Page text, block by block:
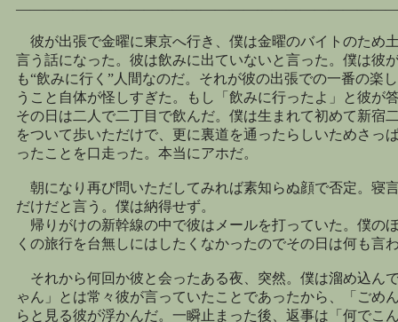
彼が出張で金曜に東京へ行き、僕は金曜のバイトのため
言う話になった。彼は飲みに出ていないと言った。僕は彼
も“飲みに行く”人間なのだ。それが彼の出張での一番の
うこと自体が怪しすぎた。もし「飲みに行ったよ」と彼
その日は二人で二丁目で飲んだ。僕は生まれて初めて新宿
をついて歩いただけで、更に裏道を通ったらしいためさっ
ったことを口走った。本当にアホだ。
朝になり再び問いただしてみれば素知らぬ顔で否定。寝
だけだと言う。僕は納得せず。
帰りがけの新幹線の中で彼はメールを打っていた。僕の
くの旅行を台無しにはしたくなかったのでその日は何も言
それから何回か彼と会ったある夜、突然。僕は溜め込ん
ゃん」とは常々彼が言っていたことであったから、「ごめ
らと見る彼が浮かんだ。一瞬止まった後、返事は「何でこ